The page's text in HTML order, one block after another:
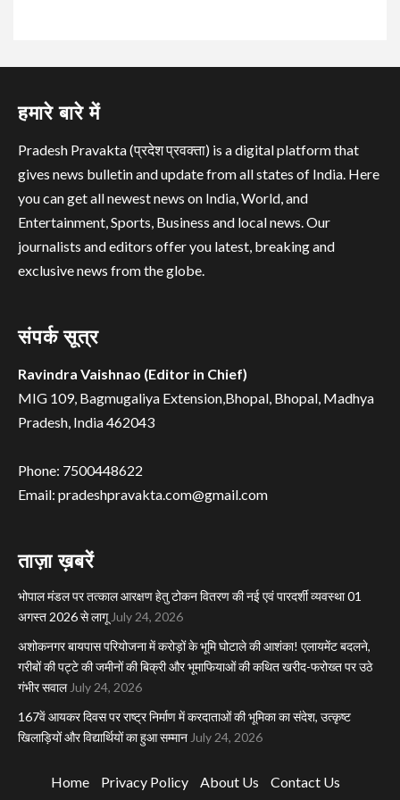
हमारे बारे में
Pradesh Pravakta (प्रदेश प्रवक्ता) is a digital platform that
gives news bulletin and update from all states of India. Here
you can get all newest news on India, World, and
Entertainment, Sports, Business and local news. Our
journalists and editors offer you latest, breaking and
exclusive news from the globe.
संपर्क सूत्र
Ravindra Vaishnao (Editor in Chief)
MIG 109, Bagmugaliya Extension,Bhopal, Bhopal, Madhya
Pradesh, India 462043
Phone: 7500448622
Email: pradeshpravakta.com@gmail.com
ताज़ा ख़बरें
भोपाल मंडल पर तत्काल आरक्षण हेतु टोकन वितरण की नई एवं पारदर्शी व्यवस्था 01
अगस्त 2026 से लागू July 24, 2026
अशोकनगर बायपास परियोजना में करोड़ों के भूमि घोटाले की आशंका! एलायमेंट बदलने,
गरीबों की पट्टे की जमीनों की बिक्री और भूमाफियाओं की कथित खरीद-फरोख्त पर उठे
गंभीर सवाल July 24, 2026
167वें आयकर दिवस पर राष्ट्र निर्माण में करदाताओं की भूमिका का संदेश, उत्कृष्ट
खिलाड़ियों और विद्यार्थियों का हुआ सम्मान July 24, 2026
Home Privacy Policy About Us
Contact Us